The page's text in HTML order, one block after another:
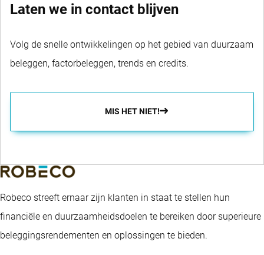
Laten we in contact blijven
Volg de snelle ontwikkelingen op het gebied van duurzaam
beleggen, factorbeleggen, trends en credits.
MIS HET NIET!
Robeco streeft ernaar zijn klanten in staat te stellen hun
financiële en duurzaamheidsdoelen te bereiken door superieure
beleggingsrendementen en oplossingen te bieden.